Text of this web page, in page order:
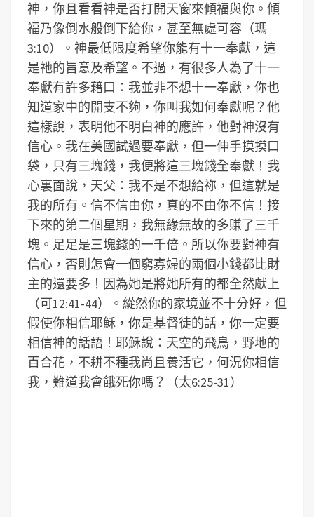
神，你且看看神是否打開天窗來傾福與你。傾
福乃像倒水般倒下給你，甚至無處可容（瑪
3:10）。神最低限度希望你能有十一奉獻，這
是祂的旨意及希望。不過，有很多人為了十一
奉獻有許多藉口：我並非不想十一奉獻，你也
知道家中的開支不夠，你叫我如何奉獻呢？他
這樣說，表明他不明白神的應許，他對神沒有
信心。我在美國試過要奉獻，但一伸手摸摸口
袋，只有三塊錢，我便將這三塊錢全奉獻！我
心裏面說，天父：我不是不想給祢，但這就是
我的所有。信不信由你，真的不由你不信！接
下來的第二個星期，我無緣無故的多賺了三千
塊。足足是三塊錢的一千倍。所以你要對神有
信心，否則怎會一個窮寡婦的兩個小錢都比財
主的還要多！因為她是將她所有的都全然獻上
（可12:41-44）。緃然你的家境並不十分好，但
假使你相信耶穌，你是基督徒的話，你一定要
相信神的話語！耶穌說：天空的飛鳥，野地的
百合花，不耕不種我尚且養活它，何況你相信
我，難道我會餓死你嗎？（太6:25-31）